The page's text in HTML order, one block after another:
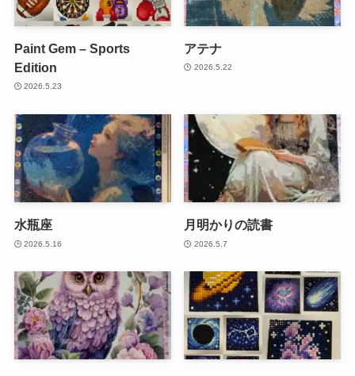
Paint Gem – Sports
Edition
2026.5.23
アテナ
2026.5.22
水瓶座
2026.5.16
月明かりの読書
2026.5.7